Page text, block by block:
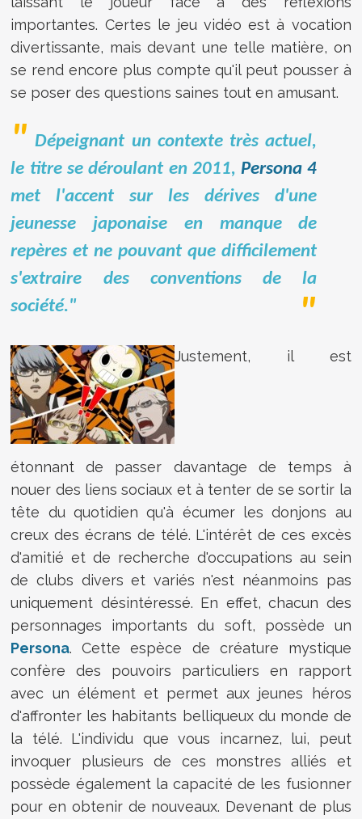
importantes. Certes le jeu vidéo est à vocation
divertissante, mais devant une telle matière, on
se rend encore plus compte qu'il peut pousser à
se poser des questions saines tout en amusant.
Dépeignant un contexte très actuel,
le titre se déroulant en 2011,Persona 4
met l'accent sur les dérives d'une
jeunesse japonaise en manque de
repères et ne pouvant que difficilement
s'extraire des conventions de la
société."
Justement, il est
étonnant de passer davantage de temps à
nouer des liens sociaux et à tenter de se sortir la
tête du quotidien qu'à écumer les donjons au
creux des écrans de télé. L'intérêt de ces excès
d'amitié et de recherche d'occupations au sein
de clubs divers et variés n'est néanmoins pas
uniquement désintéressé. En effet, chacun des
personnages importants du soft, possède un
Persona. Cette espèce de créature mystique
confère des pouvoirs particuliers en rapport
avec un élément et permet aux jeunes héros
d'affronter les habitants belliqueux du monde de
la télé. L'individu que vous incarnez, lui, peut
invoquer plusieurs de ces monstres alliés et
possède également la capacité de les fusionner
pour en obtenir de nouveaux. Devenant de plus